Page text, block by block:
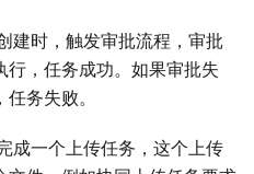
建时，触发审批流程，审批
，任务成功。如果审批失
务失败。
成一个上传任务，这个上传